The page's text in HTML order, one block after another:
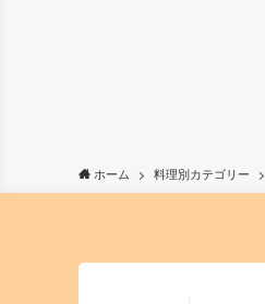
ホーム 料理別カテゴリー